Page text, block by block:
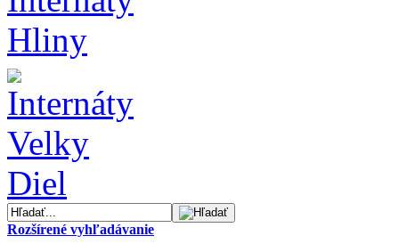
Rozšírené vyhľadávanie